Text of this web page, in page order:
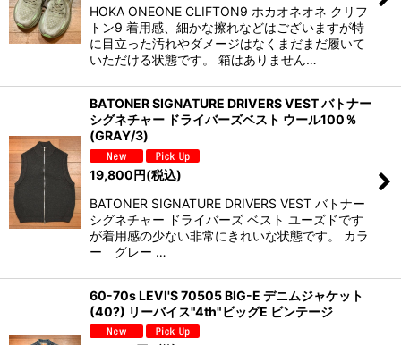
HOKA ONEONE CLIFTON9 ホカオネオネ クリフ
トン9 着用感、細かな擦れなどはございますが特
に目立った汚れやダメージはなくまだまだ履いて
いただける状態です。 箱はありません…
BATONER SIGNATURE DRIVERS VEST バトナー
シグネチャー ドライバーズベスト ウール100％
(GRAY/3)
19,800円(税込)
BATONER SIGNATURE DRIVERS VEST バトナー
シグネチャー ドライバーズ ベスト ユーズドです
が着用感の少ない非常にきれいな状態です。 カラ
ー グレー …
60-70s LEVI'S 70505 BIG-E デニムジャケット
(40?) リーバイス"4th"ビッグE ビンテージ